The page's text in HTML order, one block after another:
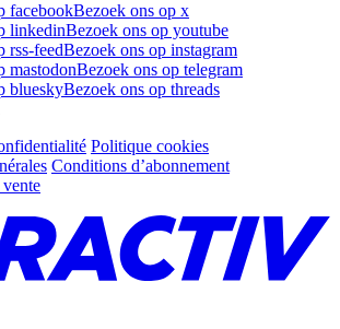
facebookBezoek ons op x
linkedinBezoek ons op youtube
rss-feedBezoek ons op instagram
mastodonBezoek ons op telegram
blueskyBezoek ons op threads
Politique cookies
Conditions d’abonnement